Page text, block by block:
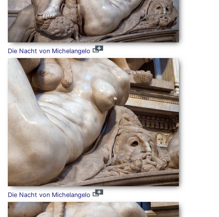
Die Nacht von Michelangelo
Die Nacht von Michelangelo